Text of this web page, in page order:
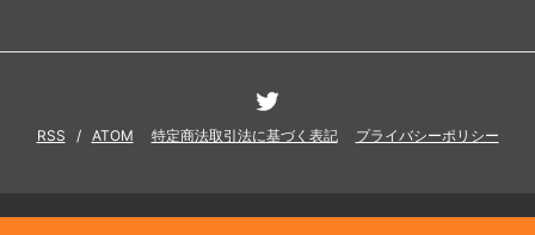
RSS / ATOM 特定商法取引法に基づく表記 プライバシーポリシー